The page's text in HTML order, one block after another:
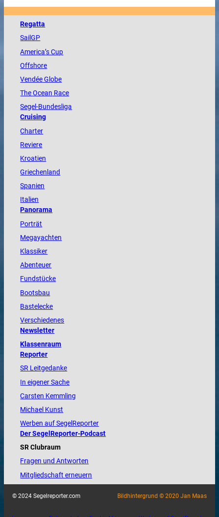
Regatta
SailGP
America’s Cup
Offshore
VendéeGlobe
TheOcean Race
Segel-Bundesliga
Cruising
Charter
Reviere
Kroatien
Griechenland
Spanien
Italien
Panorama
Porträt
Megayachten
Klassiker
Abenteuer
Fundstücke
Bootsbau
Bastelecke
Verschiedenes
Newsletter
Klassenraum
Reporter
SR Leitgedanke
In eigener Sache
Carsten Kemmling
Michael Kunst
Werben auf SegelReporter
Der SegelReporter-Podcast
SR Clubraum
Fragen und Antworten
Mitgliedschaft erneuern
© 2024 Segelreporter.com Bildhintergrund © 2020 Jan Maas